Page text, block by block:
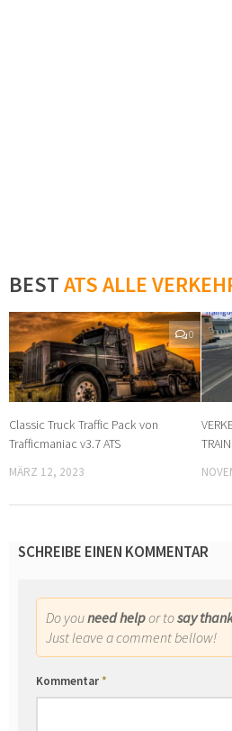
BESTATS ALLE
0
Classic Truck Traffic Pack von
Trafficmaniac v3.7 ATS
MÄRZ 12, 2023
SCHREIBE EINEN KOMMENTAR
Do youneed helpor tosay
Just leave a comment bellow!
Kommentar*